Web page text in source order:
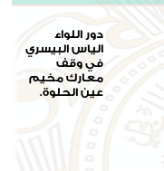
دور اللواء
الياس البيسري
في وقف
معارك مخيم
عين الحلوة.